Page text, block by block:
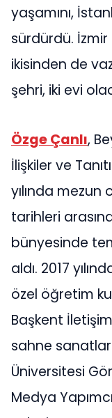
yaşamını,
sürdürdü.
ikisinden de
şehri, iki evi
Özge Çanlı,
İlişkiler ve
yılında mezun
tarihleri
bünyesinde
aldı. 2017
özel öğretim
Başkent
sahne
Üniversitesi
Medya